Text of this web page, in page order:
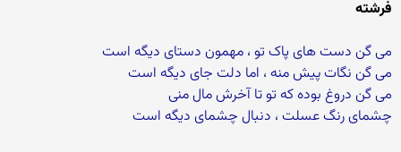
فرشته
می گن دست های پاک تو ، مهمون دستای دیگه است
می گن نگات پیش منه ، اما دلت جای دیگه است
می گن دروغ بوده که تو تا آخرش مال منی
چشمای رنگ عسلت ، دنبال چشمای دیگه است